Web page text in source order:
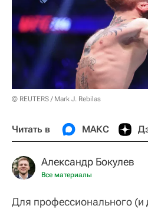
© REUTERS / Mark J. Rebilas
Читать в МАКС
Александр Бокулев
Все материалы
Для профессионального (и